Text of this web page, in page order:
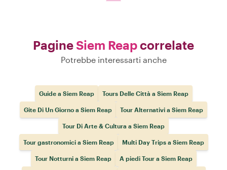
PagineSiem Reapcorrelate
Potrebbe interessarti anche
Guide a Siem Reap Tours Delle Città a Siem Reap
Gite Di Un Giorno a Siem Reap Tour Alternativi a Siem Reap
Tour Di Arte & Cultura a Siem Reap
Tour gastronomici a Siem Reap Multi Day Trips a Siem Reap
Tour Notturni a Siem Reap A piedi Tour a Siem Reap